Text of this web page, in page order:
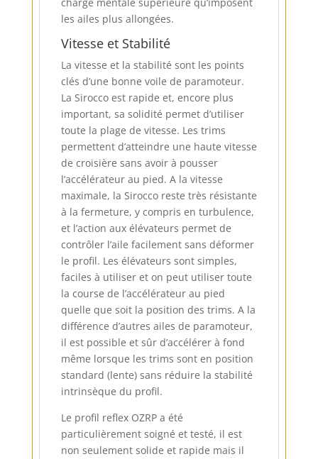
les ailes plus allongées.
Vitesse et Stabilité
La vitesse et la stabilité sont les points
clés d’une bonne voile de paramoteur.
La Sirocco est rapide et, encore plus
important, sa solidité permet d’utiliser
toute la plage de vitesse. Les trims
permettent d’atteindre une haute vitesse
de croisière sans avoir à pousser
l’accélérateur au pied. A la vitesse
maximale, la Sirocco reste très résistante
à la fermeture, y compris en turbulence,
et l’action aux élévateurs permet de
contrôler l’aile facilement sans déformer
le profil. Les élévateurs sont simples,
faciles à utiliser et on peut utiliser toute
la course de l’accélérateur au pied
quelle que soit la position des trims. A la
différence d’autres ailes de paramoteur,
il est possible et sûr d’accélérer à fond
même lorsque les trims sont en position
standard (lente) sans réduire la stabilité
intrinsèque du profil.
Le profil reflex OZRP a été
particulièrement soigné et testé, il est
non seulement solide et rapide mais il